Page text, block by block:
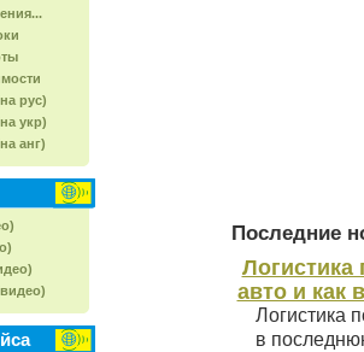
рус)
укр)
анг)
Последние
Логистика
авто и как
Логистика
в